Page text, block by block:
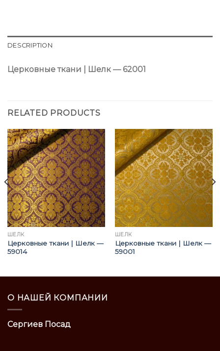
DESCRIPTION
Церковные ткани | Шелк — 62001
RELATED PRODUCTS
ШЁЛК
Церковные ткани | Шелк —
59014
ШЁЛК
Церковные ткани | Шелк —
59001
О НАШЕЙ КОМПАНИИ
Сергиев Посад